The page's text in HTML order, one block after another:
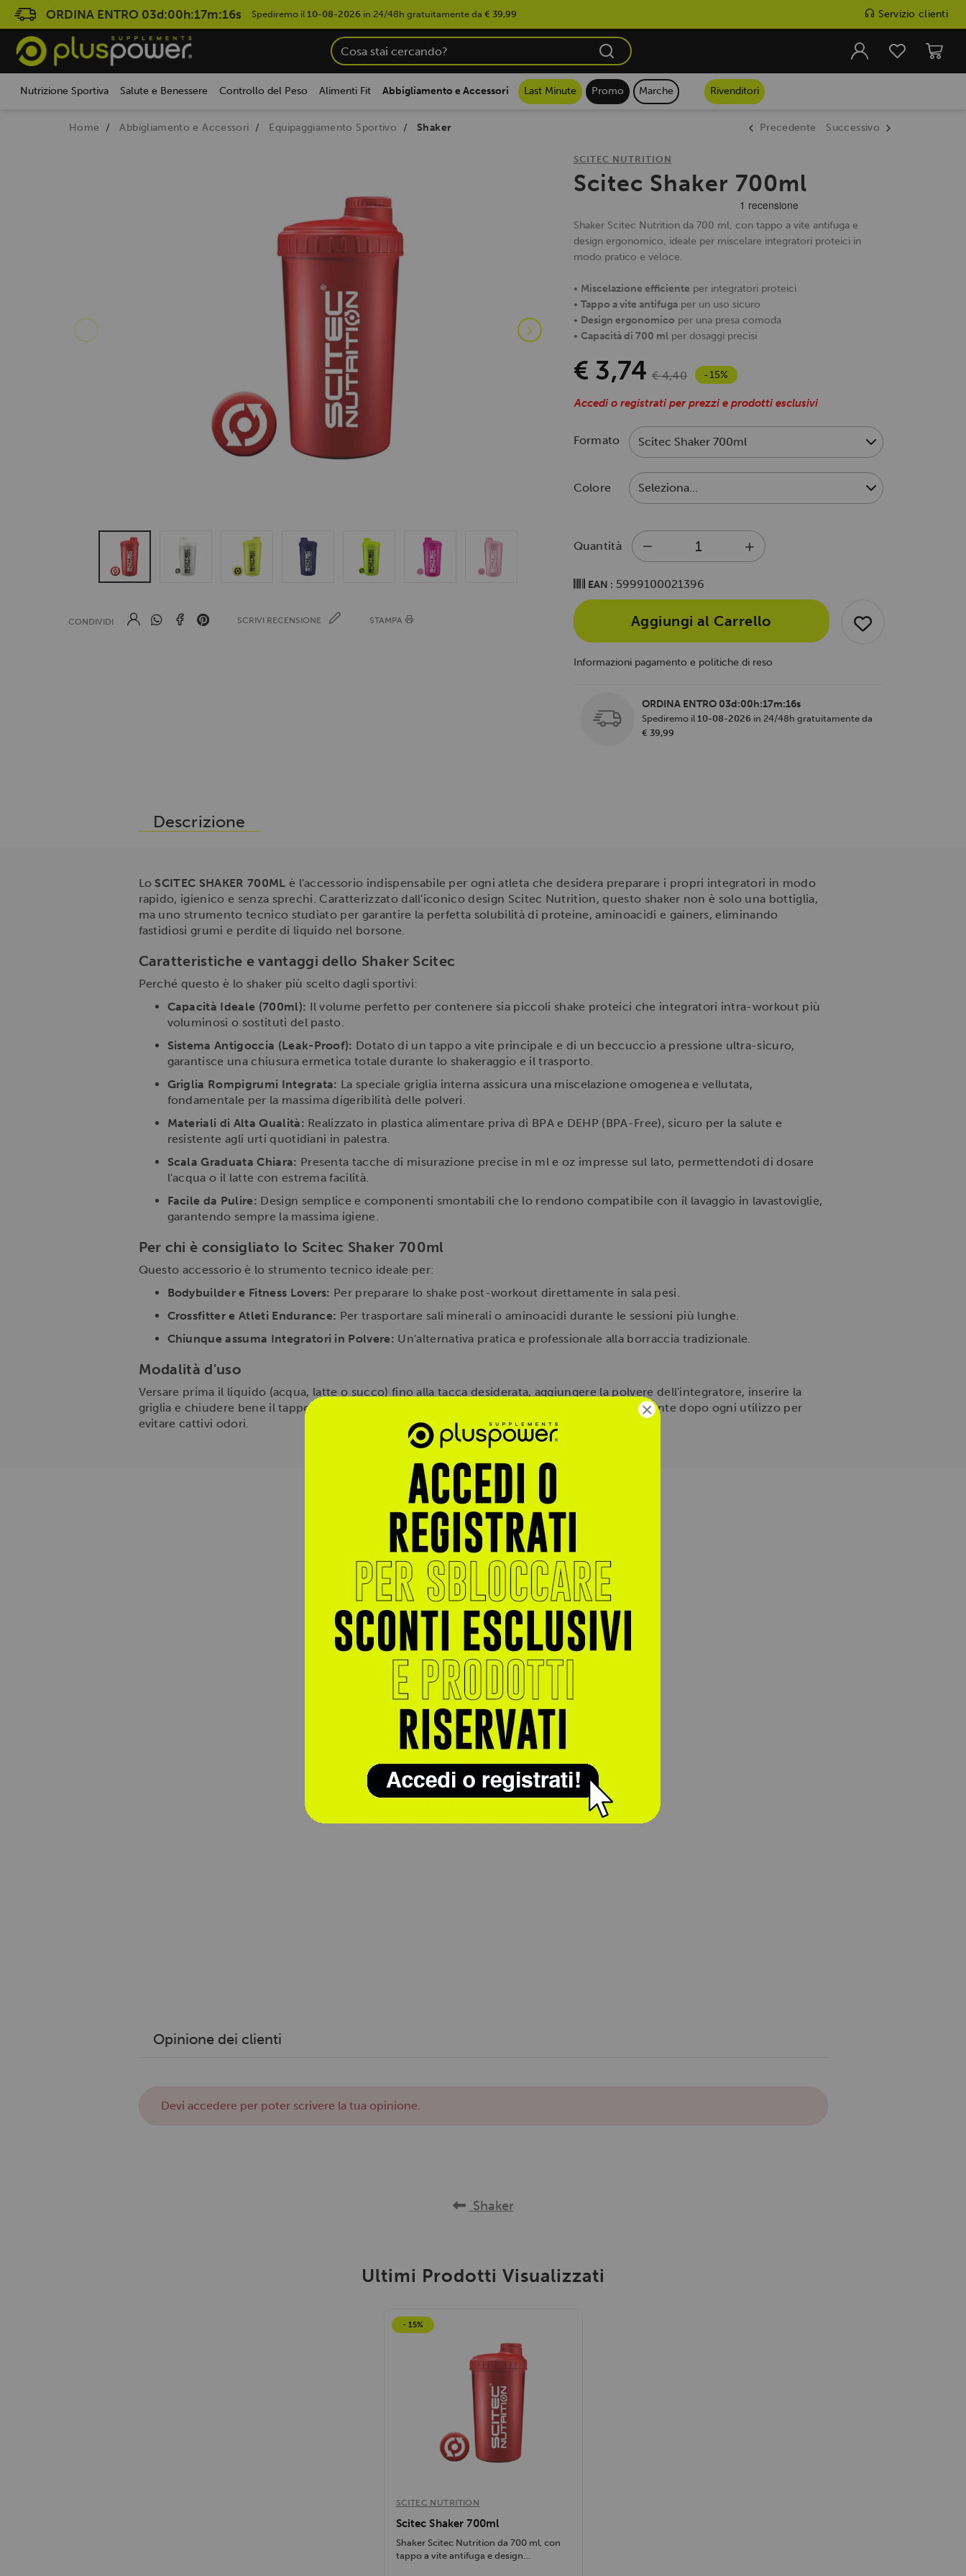
×
ORDINA ENTRO 03d:00h:17m:16s Spediremo il 10-08-2026 in 24/48h gratuitamente da € 39,99 Servizio clienti
Nutrizione Sportiva Salute e Benessere Controllo del Peso Alimenti Fit Abbigliamento e Accessori Last Minute Promo Marche Rivenditori
Home Abbigliamento e Accessori Equipaggiamento Sportivo Shaker Precedente Successivo
CONDIVIDI SCRIVI RECENSIONE STAMPA
SCITEC NUTRITION
Scitec Shaker 700ml
Shaker Scitec Nutrition da 700 ml, con tappo a vite antifuga e
design ergonomico, ideale per miscelare integratori proteici in
modo pratico e veloce.
• Miscelazione efficiente per integratori proteici
• Tappo a vite antifugaper un uso sicuro
• Design ergonomico per una presa comoda
• Capacità di 700 mlper dosaggi precisi
€ 3,74 € 4,40 -15%
Accedi o registrati per prezzi e prodotti esclusivi
Formato
Colore
Quantità
EAN : 5999100021396
Aggiungi al Carrello
Informazioni pagamento e politiche di reso
ORDINA ENTRO 03d:00h:17m:16s
Spediremo il 10-08-2026 in 24/48h gratuitamente da
€ 39,99
Descrizione
Lo SCITEC SHAKER 700ML è l'accessorio indispensabile per ogni atleta che desidera preparare i propri integratori in modo
rapido, igienico e senza sprechi. Caratterizzato dall'iconico design Scitec Nutrition, questo shaker non è solo una bottiglia,
ma uno strumento tecnico studiato per garantire la perfetta solubilità di proteine, aminoacidi e gainers, eliminando
fastidiosi grumi e perdite di liquido nel borsone.
Caratteristiche e vantaggi dello Shaker Scitec
Perché questo è lo shaker più scelto dagli sportivi:
Capacità Ideale (700ml): Il volume perfetto per contenere sia piccoli shake proteici che integratori intra-workout più
voluminosi o sostituti del pasto.
Sistema Antigoccia (Leak-Proof): Dotato di un tappo a vite principale e di un beccuccio a pressione ultra-sicuro,
garantisce una chiusura ermetica totale durante lo shakeraggio e il trasporto.
Griglia Rompigrumi Integrata: La speciale griglia interna assicura una miscelazione omogenea e vellutata,
fondamentale per la massima digeribilità delle polveri.
Materiali di Alta Qualità: Realizzato in plastica alimentare priva di BPA e DEHP (BPA-Free), sicuro per la salute e
resistente agli urti quotidiani in palestra.
Scala Graduata Chiara: Presenta tacche di misurazione precise in ml e oz impresse sul lato, permettendoti di dosare
l'acqua o il latte con estrema facilità.
Facile da Pulire: Design semplice e componenti smontabili che lo rendono compatibile con il lavaggio in lavastoviglie,
garantendo sempre la massima igiene.
Per chi è consigliato lo Scitec Shaker 700ml
Questo accessorio è lo strumento tecnico ideale per:
Bodybuilder e Fitness Lovers: Per preparare lo shake post-workout direttamente in sala pesi.
Crossfitter e Atleti Endurance: Per trasportare sali minerali o aminoacidi durante le sessioni più lunghe.
Chiunque assuma Integratori in Polvere: Un'alternativa pratica e professionale alla borraccia tradizionale.
Modalità d'uso
Versare prima il liquido (acqua, latte o succo) fino alla tacca desiderata, aggiungere la polvere dell'integratore, inserire la
griglia e chiudere bene il tappo. Agitare energicamente per 10-15 secondi. Lavare accuratamente dopo ogni utilizzo per
evitare cattivi odori.
Opinione dei clienti
Devi accedere per poter scrivere la tua opinione.
Shaker
Ultimi Prodotti Visualizzati
- 15%
SCITEC NUTRITION
Scitec Shaker 700ml
Shaker Scitec Nutrition da 700 ml, con
tappo a vite antifuga e design